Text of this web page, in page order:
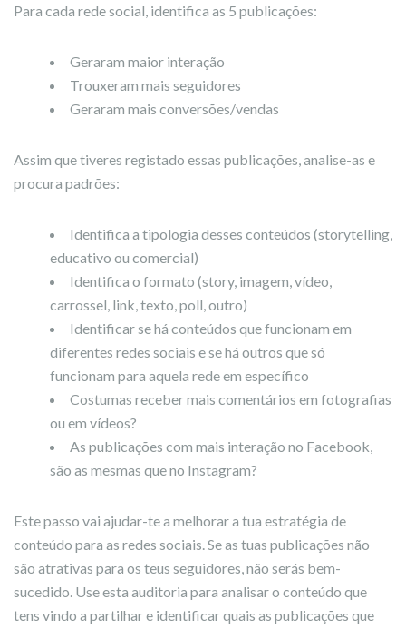
Para cada rede social, identifica as 5 publicações:
Geraram maior interação
Trouxeram mais seguidores
Geraram mais conversões/vendas
Assim que tiveres registado essas publicações, analise-as e
procura padrões:
Identifica a tipologia desses conteúdos (storytelling,
educativo ou comercial)
Identifica o formato (story, imagem, vídeo,
carrossel, link, texto, poll, outro)
Identificar se há conteúdos que funcionam em
diferentes redes sociais e se há outros que só
funcionam para aquela rede em específico
Costumas receber mais comentários em fotografias
ou em vídeos?
As publicações com mais interação no Facebook,
são as mesmas que no Instagram?
Este passo vai ajudar-te a melhorar a tua estratégia de
conteúdo para as redes sociais. Se as tuas publicações não
são atrativas para os teus seguidores, não serás bem-
sucedido. Use esta auditoria para analisar o conteúdo que
tens vindo a partilhar e identificar quais as publicações que